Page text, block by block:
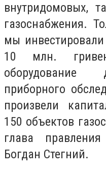
внутридомовых,
газоснабжения.
мы
10 млн.
оборудование
приборного
произвели
150 объектов
глава
Богдан Стегний.